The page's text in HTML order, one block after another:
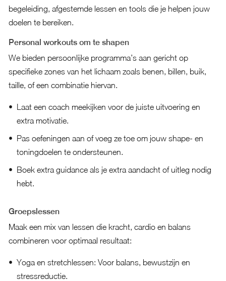
begeleiding, afgestemde lessen en tools die je helpen jouw
doelen te bereiken.
Personal workouts om te shapen
We bieden persoonlijke programma’s aan gericht op
specifieke zones van het lichaam zoals benen, billen, buik,
taille, of een combinatie hiervan.
Laat een coach meekijken voor de juiste uitvoering en
extra motivatie.
Pas oefeningen aan of voeg ze toe om jouw shape- en
toningdoelen te ondersteunen.
Boek extra guidance als je extra aandacht of uitleg nodig
hebt.
Groepslessen
Maak een mix van lessen die kracht, cardio en balans
combineren voor optimaal resultaat:
Yoga en stretchlessen: Voor balans, bewustzijn en
stressreductie.